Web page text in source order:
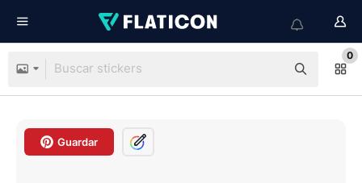
0
Guardar